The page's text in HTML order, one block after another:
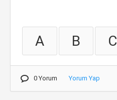
A B C
0 Yorum Yorum Yap